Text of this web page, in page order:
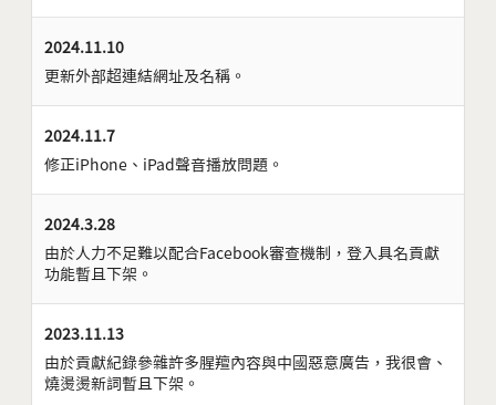
2024.11.10
更新外部超連結網址及名稱。
2024.11.7
修正iPhone、iPad聲音播放問題。
2024.3.28
由於人力不足難以配合Facebook審查機制，登入具名貢獻
功能暫且下架。
2023.11.13
由於貢獻紀錄參雜許多腥羶內容與中國惡意廣告，我很會、
燒燙燙新詞暫且下架。